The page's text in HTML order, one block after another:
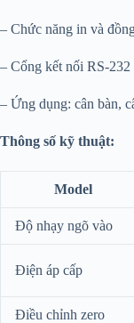
– Chức năng in và
– Cổng kết nối RS-232
– Ứng dụng: cân bàn,
Thông số kỹ thuật:
Model
Độ nhạy ngõ vào
Điện áp cấp
Điều chỉnh zero